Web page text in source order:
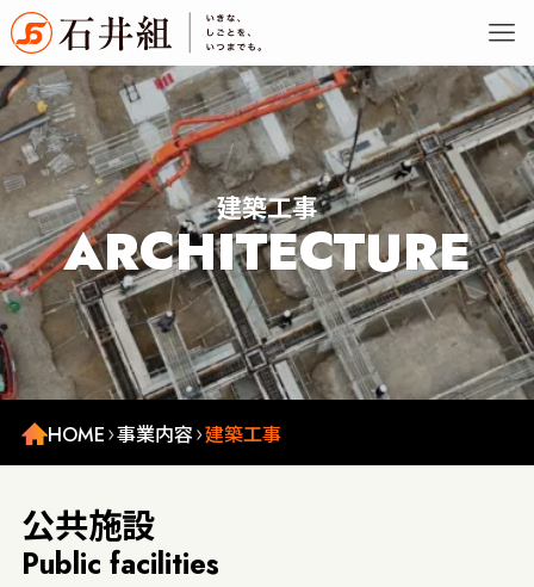
建築工事
ARCHITECTURE
HOME 事業内容 建築工事
公共施設
Public facilities